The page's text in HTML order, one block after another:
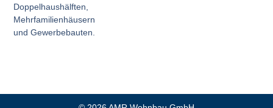
Doppelhaushälften,
Mehrfamilienhäusern
und Gewerbebauten.